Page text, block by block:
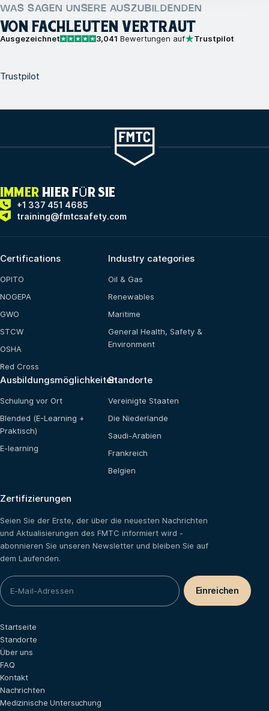
WAS SAGEN UNSERE AUSZUBILDENDEN
VON FACHLEUTEN VERTRAUT
Ausgezeichnet 3,041 Bewertungen auf Trustpilot
Trustpilot
IMMER HIER FÜR SIE
+1 337 451 4685
training@fmtcsafety.com
Certifications
OPITO
NOGEPA
GWO
STCW
OSHA
Red Cross
Industry categories
Oil & Gas
Renewables
Maritime
General Health, Safety &
Environment
Ausbildungsmöglichkeiten
Schulung vor Ort
Blended (E-Learning +
Praktisch)
E-learning
Standorte
Vereinigte Staaten
Die Niederlande
Saudi-Arabien
Frankreich
Belgien
Zertifizierungen
Seien Sie der Erste, der über die neuesten Nachrichten
und Aktualisierungen des FMTC informiert wird -
abonnieren Sie unseren Newsletter und bleiben Sie auf
dem Laufenden.
Startseite
Standorte
Über uns
FAQ
Kontakt
Nachrichten
Medizinische Untersuchung